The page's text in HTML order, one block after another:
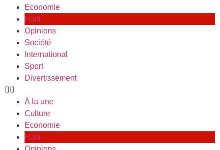
Economie
Haiti
Opinions
Société
International
Sport
Divertissement
À la une
Culture
Economie
Haiti